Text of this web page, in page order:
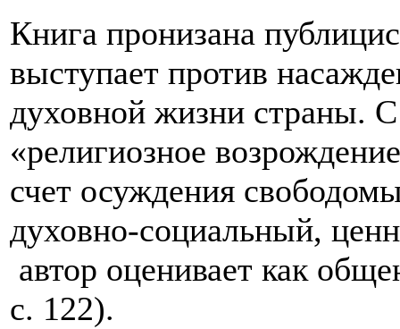
Книга пронизана
выступает против
духовной жизни страны.
«религиозное
счет осуждения
духовно-социальный,
автор оценивает как
с. 122).